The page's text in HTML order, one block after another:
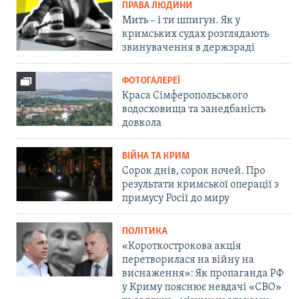
ПРАВА ЛЮДИНИ
Мить – і ти шпигун. Як у
кримських судах розглядають
звинувачення в держзраді
ФОТОГАЛЕРЕЇ
Краса Сімферопольського
водосховища та занедбаність
довкола
ВІЙНА ТА КРИМ
Сорок днів, сорок ночей. Про
результати кримської операції з
примусу Росії до миру
ПОЛІТИКА
«Короткострокова акція
перетворилася на війну на
виснаження»: Як пропаганда РФ
у Криму пояснює невдачі «СВО»